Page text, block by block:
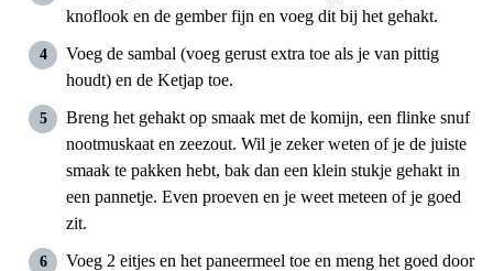
knoflook en de gember fijn en voeg dit bij het gehakt.
Voeg de sambal (voeg gerust extra toe als je van pittig
houdt) en de Ketjap toe.
Breng het gehakt op smaak met de komijn, een flinke snuf
nootmuskaat en zeezout. Wil je zeker weten of je de juiste
smaak te pakken hebt, bak dan een klein stukje gehakt in
een pannetje. Even proeven en je weet meteen of je goed
zit.
Voeg 2 eitjes en het paneermeel toe en meng het goed door